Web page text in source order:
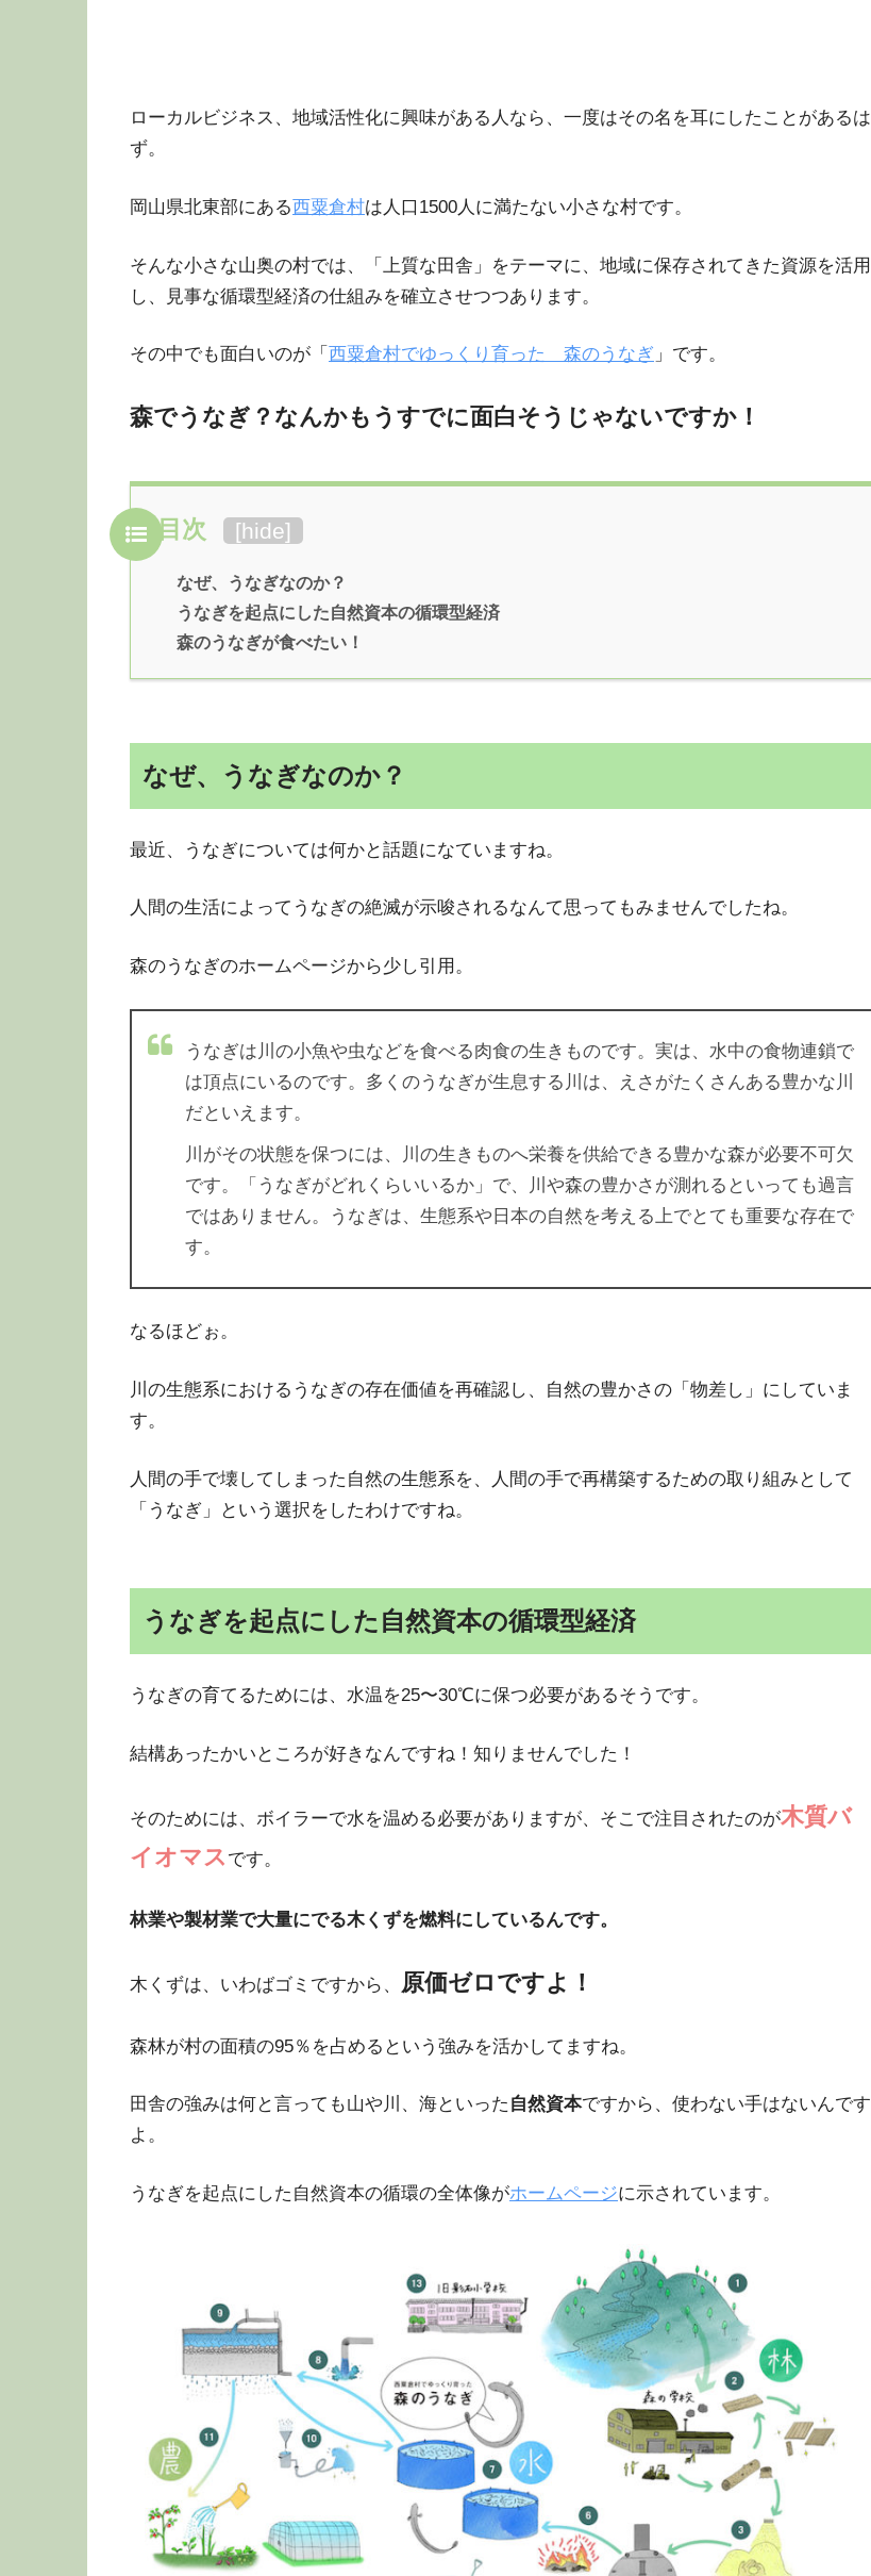
ローカルビジネス、地域活性化に興味がある人なら、一度はその名を耳にしたことがあるは
ず。
岡山県北東部にある西粟倉村は人口1500人に満たない小さな村です。
そんな小さな山奥の村では、「上質な田舎」をテーマに、地域に保存されてきた資源を活用
し、見事な循環型経済の仕組みを確立させつつあります。
その中でも面白いのが「 西粟倉村でゆっくり育った 森のうなぎ 」です。
森でうなぎ？なんかもうすでに面白そうじゃないですか！
目次 [hide]
なぜ、うなぎなのか？
うなぎを起点にした自然資本の循環型経済
森のうなぎが食べたい！
なぜ、うなぎなのか？
最近、うなぎについては何かと話題になていますね。
人間の生活によってうなぎの絶滅が示唆されるなんて思ってもみませんでしたね。
森のうなぎのホームページから少し引用。
うなぎは川の小魚や虫などを食べる肉食の生きものです。実は、水中の食物連鎖で
は頂点にいるのです。多くのうなぎが生息する川は、えさがたくさんある豊かな川
だといえます。
川がその状態を保つには、川の生きものへ栄養を供給できる豊かな森が必要不可欠
です。「うなぎがどれくらいいるか」で、川や森の豊かさが測れるといっても過言
ではありません。うなぎは、生態系や日本の自然を考える上でとても重要な存在で
す。
なるほどぉ。
川の生態系におけるうなぎの存在価値を再確認し、自然の豊かさの「物差し」にしていま
す。
人間の手で壊してしまった自然の生態系を、人間の手で再構築するための取り組みとして
「うなぎ」という選択をしたわけですね。
うなぎを起点にした自然資本の循環型経済
うなぎの育てるためには、水温を25〜30℃に保つ必要があるそうです。
結構あったかいところが好きなんですね！知りませんでした！
そのためには、ボイラーで水を温める必要がありますが、そこで注目されたのが木質バ
イオマス です。
林業や製材業で大量にでる木くずを燃料にしているんです。
木くずは、いわばゴミですから、 原価ゼロですよ！
森林が村の面積の95％を占めるという強みを活かしてますね。
田舎の強みは何と言っても山や川、海といった 自然資本ですから、使わない手はないんです
よ。
うなぎを起点にした自然資本の循環の全体像がホームページに示されています。